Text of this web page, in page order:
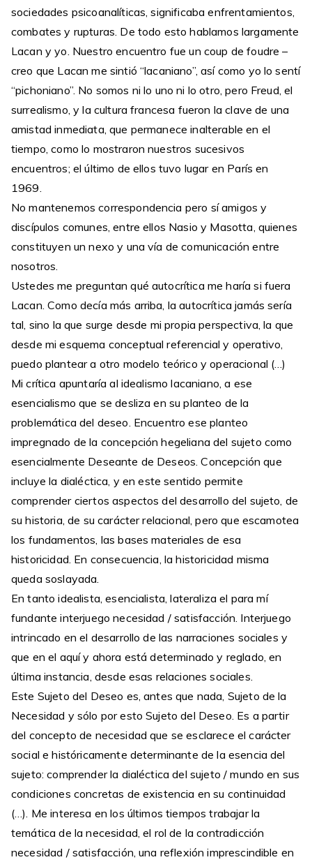
sociedades psicoanalíticas, significaba enfrentamientos,
combates y rupturas. De todo esto hablamos largamente
Lacan y yo. Nuestro encuentro fue un coup de foudre –
creo que Lacan me sintió “lacaniano”, así como yo lo sentí
“pichoniano”. No somos ni lo uno ni lo otro, pero Freud, el
surrealismo, y la cultura francesa fueron la clave de una
amistad inmediata, que permanece inalterable en el
tiempo, como lo mostraron nuestros sucesivos
encuentros; el último de ellos tuvo lugar en París en
1969.
No mantenemos correspondencia pero sí amigos y
discípulos comunes, entre ellos Nasio y Masotta, quienes
constituyen un nexo y una vía de comunicación entre
nosotros.
Ustedes me preguntan qué autocrítica me haría si fuera
Lacan. Como decía más arriba, la autocrítica jamás sería
tal, sino la que surge desde mi propia perspectiva, la que
desde mi esquema conceptual referencial y operativo,
puedo plantear a otro modelo teórico y operacional (…)
Mi crítica apuntaría al idealismo lacaniano, a ese
esencialismo que se desliza en su planteo de la
problemática del deseo. Encuentro ese planteo
impregnado de la concepción hegeliana del sujeto como
esencialmente Deseante de Deseos. Concepción que
incluye la dialéctica, y en este sentido permite
comprender ciertos aspectos del desarrollo del sujeto, de
su historia, de su carácter relacional, pero que escamotea
los fundamentos, las bases materiales de esa
historicidad. En consecuencia, la historicidad misma
queda soslayada.
En tanto idealista, esencialista, lateraliza el para mí
fundante interjuego necesidad / satisfacción. Interjuego
intrincado en el desarrollo de las narraciones sociales y
que en el aquí y ahora está determinado y reglado, en
última instancia, desde esas relaciones sociales.
Este Sujeto del Deseo es, antes que nada, Sujeto de la
Necesidad y sólo por esto Sujeto del Deseo. Es a partir
del concepto de necesidad que se esclarece el carácter
social e históricamente determinante de la esencia del
sujeto: comprender la dialéctica del sujeto / mundo en sus
condiciones concretas de existencia en su continuidad
(…). Me interesa en los últimos tiempos trabajar la
temática de la necesidad, el rol de la contradicción
necesidad / satisfacción, una reflexión imprescindible en